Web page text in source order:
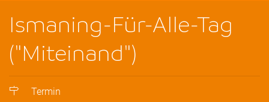
Ismaning-Für-Alle-Tag
("Miteinand")
Termin